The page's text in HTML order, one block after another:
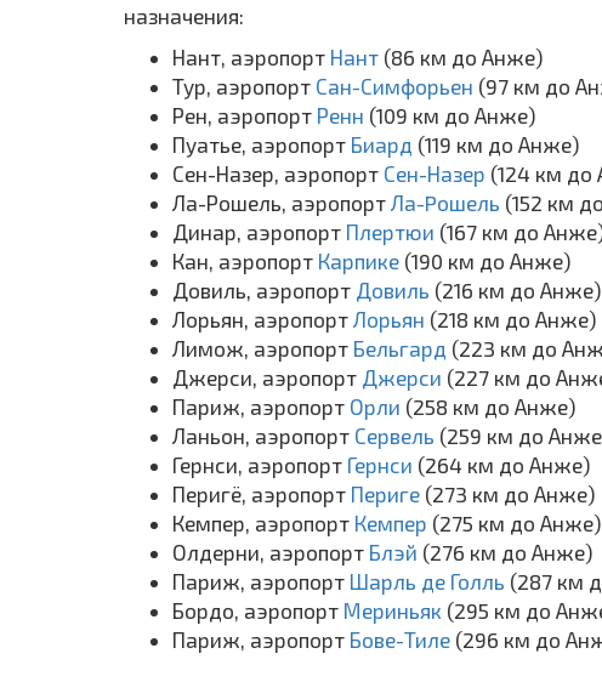
назначения:
Нант, аэропорт Нант (86 км до Анже)
Тур, аэропорт Сан-Симфорьен (97 км до
Рен, аэропорт Ренн (109 км до Анже)
Пуатье, аэропорт Биард (119 км до Анже)
Сен-Назер, аэропорт Сен-Назер (124 км до
Ла-Рошель, аэропорт Ла-Pошель (152 км
Динар, аэропорт Плертюи (167 км до
Кан, аэропорт Карпике (190 км до Анже)
Довиль, аэропорт Довиль (216 км до Анже)
Лорьян, аэропорт Лорьян (218 км до Анже)
Лимож, аэропорт Бельгард (223 км до
Джерси, аэропорт Джерси (227 км до
Париж, аэропорт Орли (258 км до Анже)
Ланьон, аэропорт Сервель (259 км до
Гернси, аэропорт Гернси (264 км до Анже)
Перигё, аэропорт Периге (273 км до Анже)
Кемпер, аэропорт Кемпер (275 км до Анже)
Олдерни, аэропорт Блэй (276 км до Анже)
Париж, аэропорт Шарль де Голль (287 км
Бордо, аэропорт Мериньяк (295 км до
Париж, аэропорт Бове-Тиле (296 км до